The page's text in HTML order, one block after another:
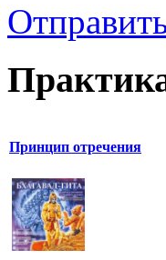
Принцип отречения